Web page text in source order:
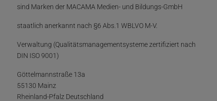
sind Marken der MACAMA Medien- und Bildungs-GmbH
staatlich anerkannt nach §6 Abs.1 WBLVO M-V.
Verwaltung (Qualitätsmanagementsysteme zertifiziert nach
DIN ISO 9001)
Göttelmannstraße 13a
55130 Mainz
Rheinland-Pfalz Deutschland